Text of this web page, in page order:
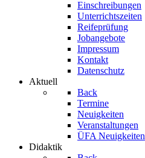
Einschreibungen
Unterrichtszeiten
Reifeprüfung
Jobangebote
Impressum
Kontakt
Datenschutz
Aktuell
Back
Termine
Neuigkeiten
Veranstaltungen
ÜFA Neuigkeiten
Didaktik